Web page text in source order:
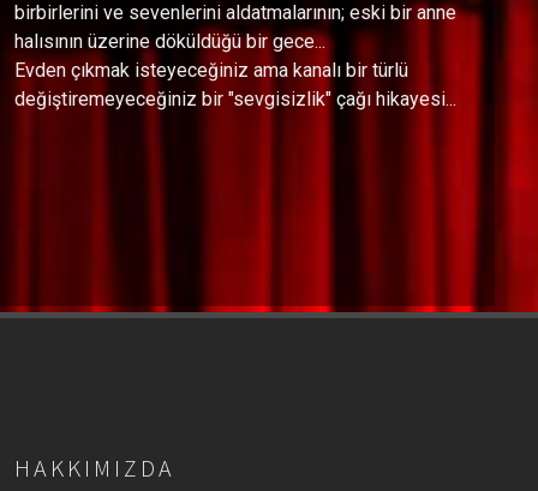
birbirlerini ve sevenlerini aldatmalarının; eski bir anne
halısının üzerine döküldüğü bir gece...
Evden çıkmak isteyeceğiniz ama kanalı bir türlü
değiştiremeyeceğiniz bir "sevgisizlik" çağı hikayesi...
HAKKIMIZDA